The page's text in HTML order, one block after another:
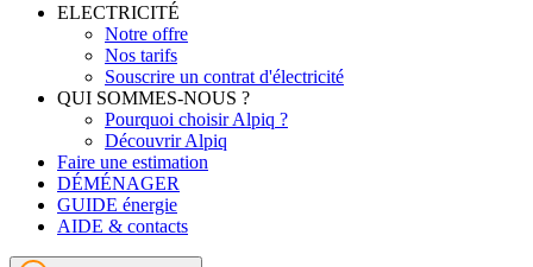
ELECTRICITÉ
Notre offre
Nos tarifs
Souscrire un contrat d'électricité
QUI SOMMES-NOUS ?
Pourquoi choisir Alpiq ?
Découvrir Alpiq
Faire une estimation
DÉMÉNAGER
GUIDE énergie
AIDE & contacts